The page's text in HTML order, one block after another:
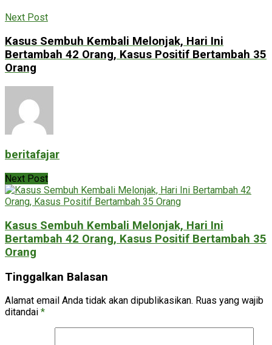
Next Post
Kasus Sembuh Kembali Melonjak, Hari Ini
Bertambah 42 Orang, Kasus Positif Bertambah 35
Orang
beritafajar
Next Post
Kasus Sembuh Kembali Melonjak, Hari Ini
Bertambah 42 Orang, Kasus Positif Bertambah 35
Orang
Tinggalkan Balasan
Alamat email Anda tidak akan dipublikasikan. Ruas yang wajib
ditandai *